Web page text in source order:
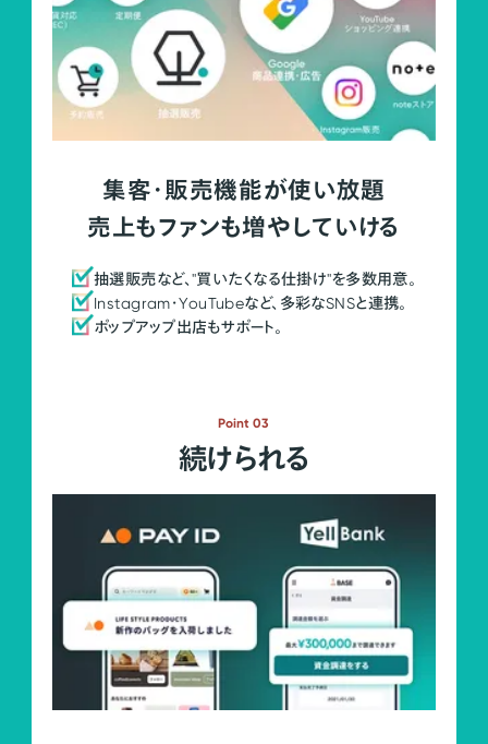
集客・販売機能が使い放題
売上もファンも増やしていける
抽選販売など、"買いたくなる仕掛け"を多数用意。
Instagram・YouTubeなど、多彩なSNSと連携。
ポップアップ出店もサポート。
Point 03
続けられる